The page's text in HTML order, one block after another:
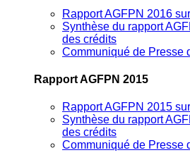
Rapport AGFPN 2016
Synthèse du rapport
des crédits
Communiqué de Presse
Rapport AGFPN 2015
Rapport AGFPN 2015
Synthèse du rapport
des crédits
Communiqué de Presse